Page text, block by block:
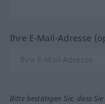
Ihre E-Mail-Adresse
Bitte bestätigen Sie, dass